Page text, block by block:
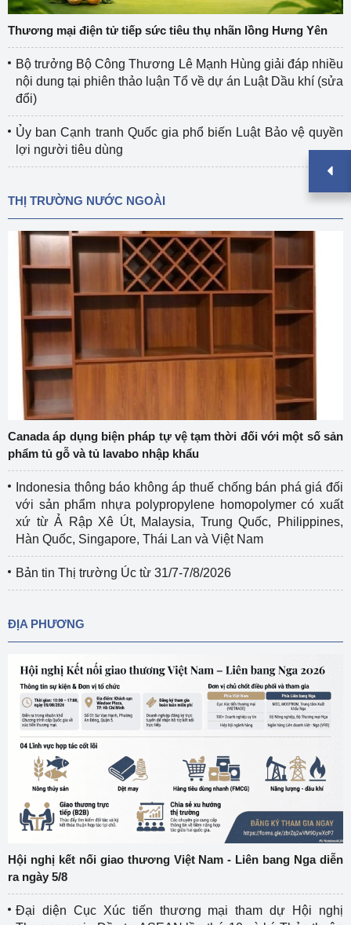
Thương mại điện tử tiếp sức tiêu thụ nhãn lồng Hưng Yên
Bộ trưởng Bộ Công Thương Lê Mạnh Hùng giải đáp nhiều
nội dung tại phiên thảo luận Tổ về dự án Luật Dầu khí (sửa
đổi)
Ủy ban Cạnh tranh Quốc gia phổ biến Luật Bảo vệ quyền
lợi người tiêu dùng
THỊ TRƯỜNG NƯỚC NGOÀI
Canada áp dụng biện pháp tự vệ tạm thời đối với một số sản
phẩm tủ gỗ và tủ lavabo nhập khẩu
Indonesia thông báo không áp thuế chống bán phá giá đối
với sản phẩm nhựa polypropylene homopolymer có xuất
xứ từ Ả Rập Xê Út, Malaysia, Trung Quốc, Philippines,
Hàn Quốc, Singapore, Thái Lan và Việt Nam
Bản tin Thị trường Úc từ 31/7-7/8/2026
ĐỊA PHƯƠNG
Hội nghị kết nối giao thương Việt Nam - Liên bang Nga diễn
ra ngày 5/8
Đại diện Cục Xúc tiến thương mại tham dự Hội nghị